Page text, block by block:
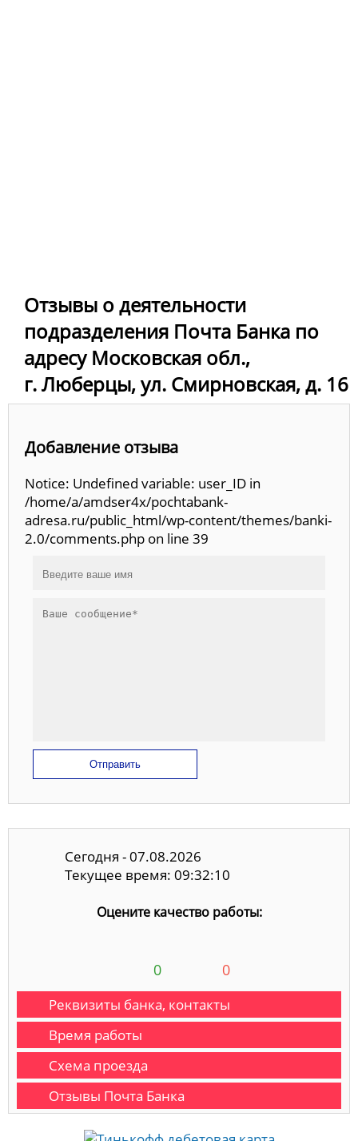
Отзывы о деятельности
подразделения Почта Банка по
адресу Московская обл.,
г. Люберцы, ул. Смирновская, д. 16
Добавление отзыва
Notice: Undefined variable: user_ID in
/home/a/amdser4x/pochtabank-
adresa.ru/public_html/wp-content/themes/banki-
2.0/comments.php on line 39
Отправить
Сегодня - 07.08.2026
Текущее время: 09:32:11
Оцените качество работы:
0 0
Реквизиты банка, контакты
Время работы
Схема проезда
Отзывы Почта Банка